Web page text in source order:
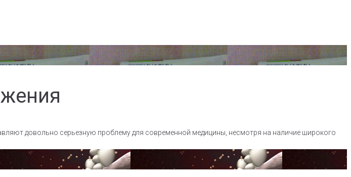
довольно серьезную проблему для современной медицины, несмотря на наличие широкого